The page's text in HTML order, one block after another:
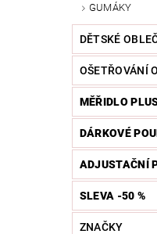
GUMÁKY
DĚTSKÉ
OŠETŘOVÁNÍ
MĚŘIDLO
DÁRKOVÉ
ADJUSTAČNÍ
SLEVA -50 %
ZNAČKY